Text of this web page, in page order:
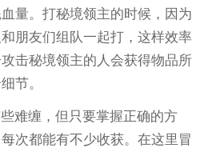
量。打秘境领主的时候，因为
朋友们组队一起打，这样效率
击秘境领主的人会获得物品所
节。
难缠，但只要掌握正确的方
次都能有不少收获。在这里冒